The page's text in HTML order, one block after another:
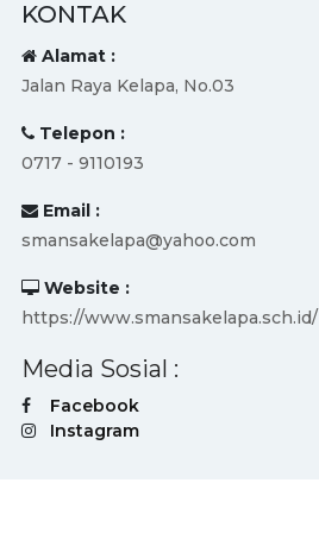
KONTAK
Alamat :
Jalan Raya Kelapa, No.03
Telepon :
0717 - 9110193
Email :
smansakelapa@yahoo.com
Website :
https://www.smansakelapa.sch.id/
Media Sosial :
Facebook
Instagram